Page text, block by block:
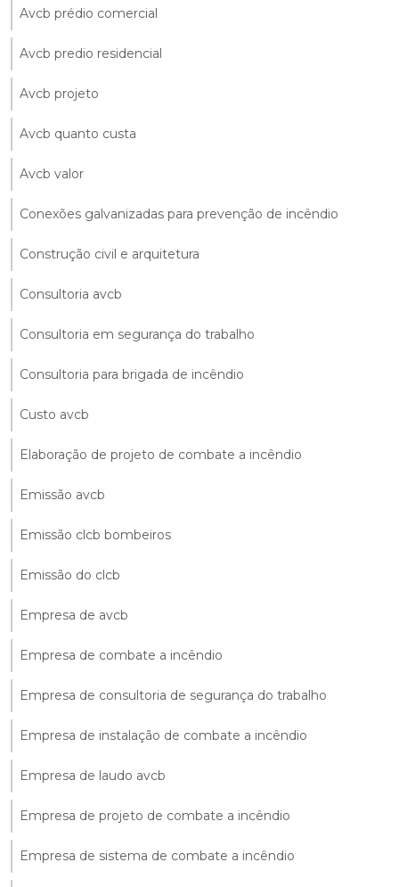
Avcb prédio comercial
Avcb predio residencial
Avcb projeto
Avcb quanto custa
Avcb valor
Conexões galvanizadas para prevenção de incêndio
Construção civil e arquitetura
Consultoria avcb
Consultoria em segurança do trabalho
Consultoria para brigada de incêndio
Custo avcb
Elaboração de projeto de combate a incêndio
Emissão avcb
Emissão clcb bombeiros
Emissão do clcb
Empresa de avcb
Empresa de combate a incêndio
Empresa de consultoria de segurança do trabalho
Empresa de instalação de combate a incêndio
Empresa de laudo avcb
Empresa de projeto de combate a incêndio
Empresa de sistema de combate a incêndio